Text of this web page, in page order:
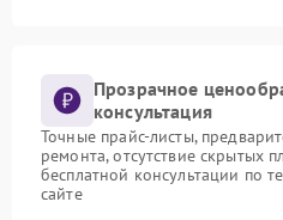
Прозрачное
консультация
Точные прайс-листы,
ремонта, отсутствие скрытых
бесплатной консультации по
сайте